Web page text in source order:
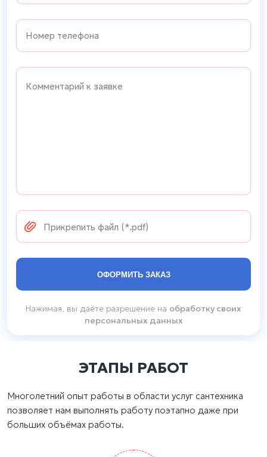
Прикрепить файл (*.pdf)
Нажимая, вы даёте разрешение на обработку своих
персональных данных
ЭТАПЫ РАБОТ
Многолетний опыт работы в области услуг сантехника
позволяет нам выполнять работу поэтапно даже при
больших объёмах работы.